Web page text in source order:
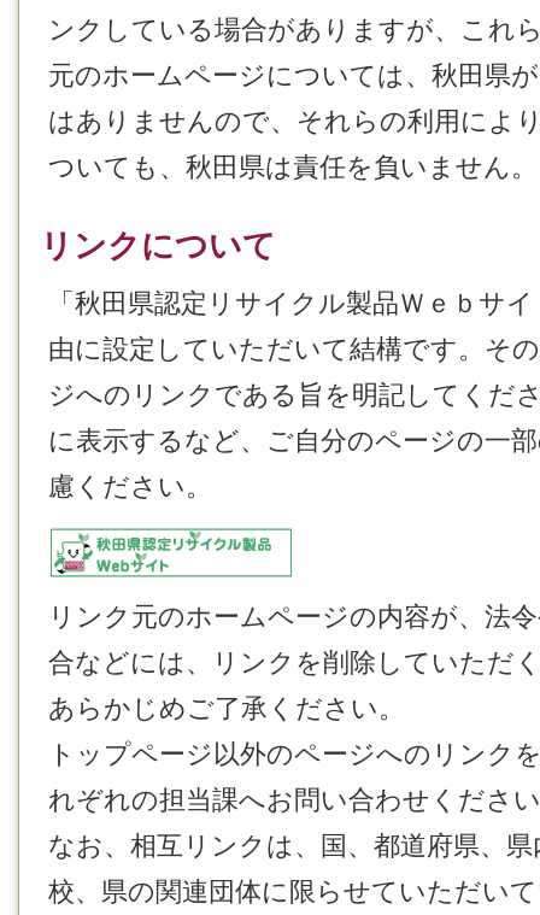
ンクしている場合がありますが、これ
元のホームページについては、秋田県
はありませんので、それらの利用によ
ついても、秋田県は責任を負いません。
リンクについて
「秋田県認定リサイクル製品Ｗｅｂサ
由に設定していただいて結構です。そ
ジへのリンクである旨を明記してくだ
に表示するなど、ご自分のページの一
慮ください。
リンク元のホームページの内容が、法
合などには、リンクを削除していただ
あらかじめご了承ください。
トップページ以外のページへのリンク
れぞれの担当課へお問い合わせくださ
なお、相互リンクは、国、都道府県、
校、県の関連団体に限らせていただい